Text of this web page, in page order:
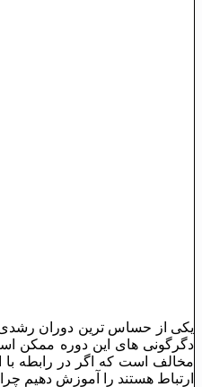
یکی از حساس ترین دوران رشدی
دگرگونی های این دوره ممکن
مخالف است که اگر در رابطه
ارتباط هستند را آموزش دهیم